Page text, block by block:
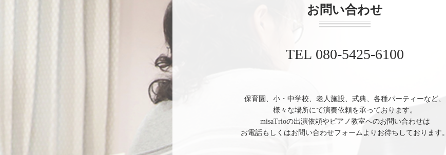
お問い合わせ
TEL 080-5425-6100
保育園、小・中学校、老人施設、式典、各種パーティーなど、
様々な場所にて演奏依頼を承っております。
misaTrioの出演依頼やピアノ教室へのお問い合わせは
お電話もしくはお問い合わせフォームよりお待ちしております。